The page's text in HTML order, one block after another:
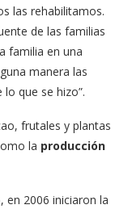
las rehabilitamos.
de las familias
familia en una
manera las
que se hizo”.
frutales y plantas
la producción
en 2006 iniciaron la